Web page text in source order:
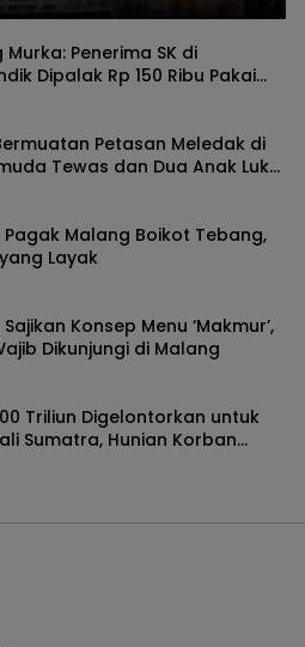
Penerima SK di
Dipalak Rp 150 Ribu Pakai
KPK Turut Pantau
Petasan Meledak di
Tewas dan Dua Anak Luka
Pagak Malang Boikot Tebang,
Layak
Konsep Menu ‘Makmur’,
Dikunjungi di Malang
Triliun Digelontorkan untuk
Sumatra, Hunian Korban
Difokuskan